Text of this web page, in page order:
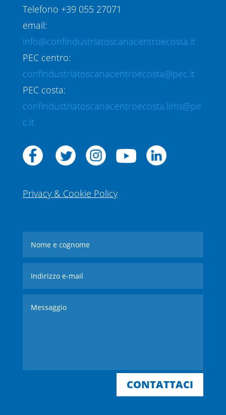
Telefono +39 055 27071
email:
info@confindustriatoscanacentroecosta.it
PEC centro:
confindustriatoscanacentroecosta@pec.it
PEC costa:
confindustriatoscanacentroecosta.lims@pe
c.it
Privacy & Cookie Policy
CONTATTACI